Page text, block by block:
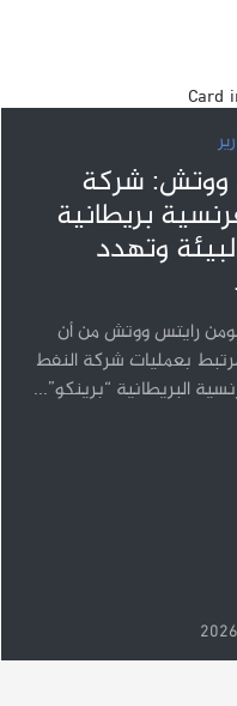
ووتش: شركة
بريطانية
وتهدد
رايتس ووتش من أن
بعمليات شركة النفط
البريطانية “برينكو”...